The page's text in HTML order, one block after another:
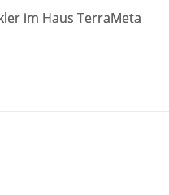
im Haus TerraMeta